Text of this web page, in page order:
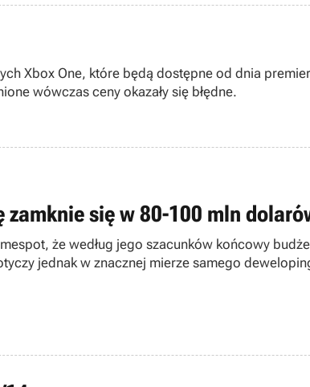
Xbox One, które będą dostępne od dnia
wówczas ceny okazały się błędne.
zamknie się w 80-100 mln
że według jego szacunków końcowy
jednak w znacznej mierze samego